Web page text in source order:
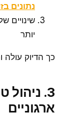
נתונים
שינויים
יותר
כך הדיוק עולה
3.
ארגוניים